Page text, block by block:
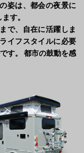
姿は、都会の夜景に
す。
で、自在に活躍しま
イフスタイルに必要
す。 都市の鼓動を感